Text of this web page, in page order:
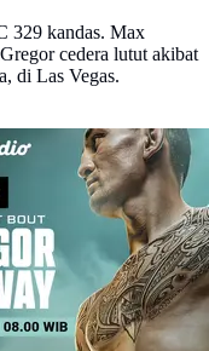
329 kandas. Max
cedera lutut akibat
di Las Vegas.